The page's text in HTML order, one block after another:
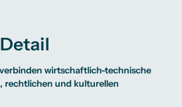
wirtschaftlich-technische
rechtlichen und kulturellen